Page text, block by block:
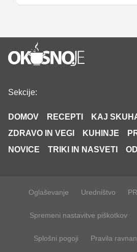
Sekcije:
DOMOV RECEPTI
KAJ
ZDRAVO IN VEGI
KUHINJE
NOVICE
TRIKI IN NASVETI
Oglaševanje Uredništvo
Spremeni nastavitve piškotkov
Splošni pogoji Pravila